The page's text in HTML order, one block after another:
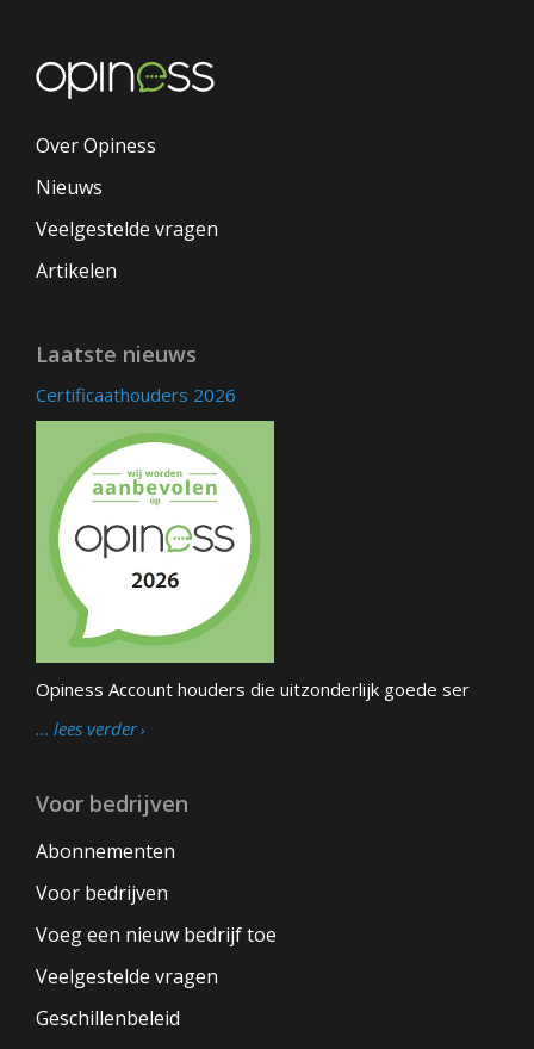
Over Opiness
Nieuws
Veelgestelde vragen
Artikelen
Laatste nieuws
Certificaathouders 2026
Opiness Account houders die uitzonderlijk goede ser
… lees verder
Voor bedrijven
Abonnementen
Voor bedrijven
Voeg een nieuw bedrijf toe
Veelgestelde vragen
Geschillenbeleid